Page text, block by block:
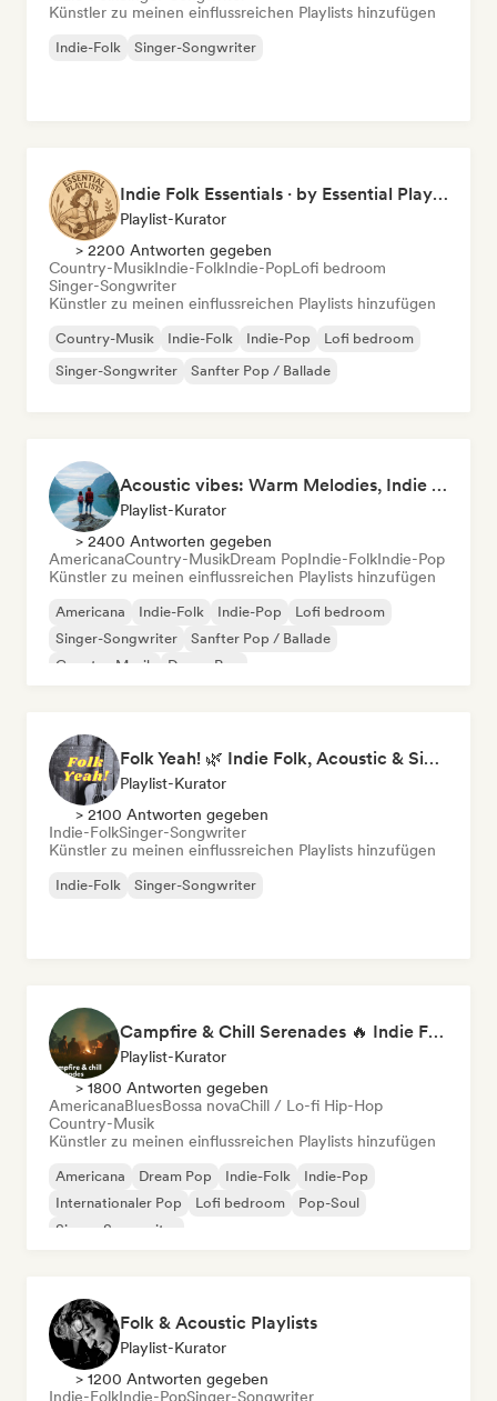
Künstler zu meinen einflussreichen Playlists hinzufügen
Indie-Folk Singer-Songwriter
Indie Folk Essentials · by Essential Playlists
Playlist-Kurator
> 2200 Antworten gegeben
Country-MusikIndie-FolkIndie-PopLofi bedroom
Singer-Songwriter
Künstler zu meinen einflussreichen Playlists hinzufügen
Country-Musik Indie-Folk Indie-Pop
Lofi bedroom
Singer-Songwriter
Sanfter Pop / Ballade
Acoustic vibes: Warm Melodies, Indie Folk & Singer-Songwriter 🏞️
Playlist-Kurator
> 2400 Antworten gegeben
AmericanaCountry-MusikDream PopIndie-FolkIndie-Pop
Künstler zu meinen einflussreichen Playlists hinzufügen
Americana Indie-Folk Indie-Pop
Lofi bedroom
Singer-Songwriter
Sanfter Pop / Ballade
Country-Musik
Dream Pop
Folk Yeah! 🌿 Indie Folk, Acoustic & Singer-Songwriter
Playlist-Kurator
> 2100 Antworten gegeben
Indie-FolkSinger-Songwriter
Künstler zu meinen einflussreichen Playlists hinzufügen
Indie-Folk Singer-Songwriter
Campfire & Chill Serenades 🔥 Indie Folk, Acoustic & Singer-Songwriter
Playlist-Kurator
> 1800 Antworten gegeben
AmericanaBluesBossa novaChill / Lo-fi Hip-Hop
Country-Musik
Künstler zu meinen einflussreichen Playlists hinzufügen
Americana Dream Pop Indie-Folk
Indie-Pop
Internationaler Pop
Lofi bedroom
Pop-Soul
Singer-Songwriter
Folk & Acoustic Playlists
Playlist-Kurator
> 1200 Antworten gegeben
Indie-FolkIndie-PopSinger-Songwriter